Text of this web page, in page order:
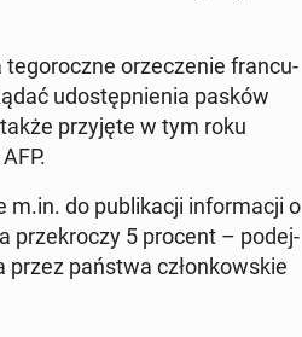
te­go­rocz­ne orze­cze­nie fran­cu­
udo­stęp­nie­nia pasków
przy­ję­te w tym roku
m.in. do pu­bli­ka­cji in­for­ma­cji o
prze­kro­czy 5 procent – po­dej­
państwa człon­kow­skie